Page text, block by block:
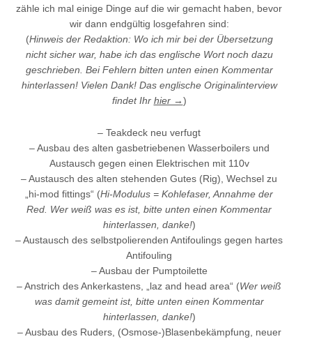
zähle ich mal einige Dinge auf die wir gemacht haben, bevor
wir dann endgültig losgefahren sind:
(Hinweis der Redaktion: Wo ich mir bei der Übersetzung
nicht sicher war, habe ich das englische Wort noch dazu
geschrieben. Bei Fehlern bitten unten einen Kommentar
hinterlassen! Vielen Dank! Das englische Originalinterview
findet Ihr hier →)
– Teakdeck neu verfugt
– Ausbau des alten gasbetriebenen Wasserboilers und
Austausch gegen einen Elektrischen mit 110v
– Austausch des alten stehenden Gutes (Rig), Wechsel zu
„hi-mod fittings“ (Hi-Modulus = Kohlefaser, Annahme der
Red. Wer weiß was es ist, bitte unten einen Kommentar
hinterlassen, danke!)
– Austausch des selbstpolierenden Antifoulings gegen hartes
Antifouling
– Ausbau der Pumptoilette
– Anstrich des Ankerkastens, „laz and head area“ (Wer weiß
was damit gemeint ist, bitte unten einen Kommentar
hinterlassen, danke!)
– Ausbau des Ruders, (Osmose-)Blasenbekämpfung, neuer